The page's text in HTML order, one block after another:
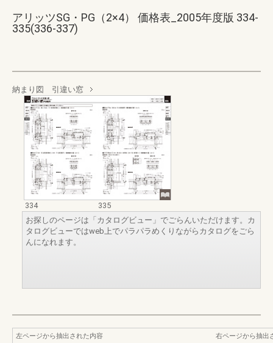
アリッツSG・PG（2×4） 価格表_2005年度版 334-
335(336-337)
納まり図 引違い窓
334
335
お探しのページは「カタログビュー」でごらんいただけます。カ
タログビューではweb上でパラパラめくりながらカタログをごら
んになれます。
左ページから抽出された内容
右ページから抽出